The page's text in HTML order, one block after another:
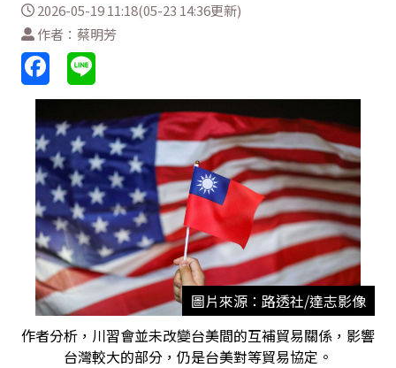
2026-05-19 11:18(05-23 14:36更新)
作者：蔡明芳
圖片來源：路透社/達志影像
作者分析，川習會並未改變台美間的互補貿易關係，影響
台灣較大的部分，仍是台美對等貿易協定。